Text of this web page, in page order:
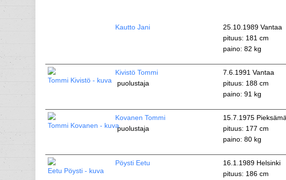
Kautto Jani
25.10.1989 Vantaa
pituus: 181 cm
paino: 82 kg
Kivistö Tommi
puolustaja
7.6.1991 Vantaa
pituus: 188 cm
paino: 91 kg
Kovanen Tommi
puolustaja
15.7.1975
pituus: 177 cm
paino: 80 kg
Pöysti Eetu
16.1.1989 Helsinki
pituus: 186 cm